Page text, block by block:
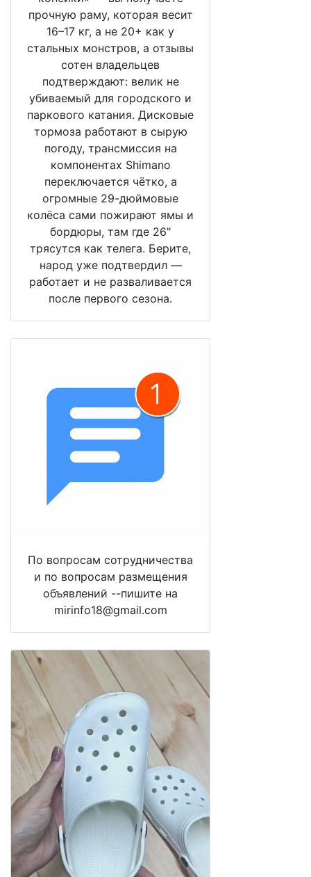
прочную раму, которая весит
16–17 кг, а не 20+ как у
стальных монстров, а отзывы
сотен владельцев
подтверждают: велик не
убиваемый для городского и
паркового катания. Дисковые
тормоза работают в сырую
погоду, трансмиссия на
компонентах Shimano
переключается чётко, а
огромные 29-дюймовые
колёса сами пожирают ямы и
бордюры, там где 26"
трясутся как телега. Берите,
народ уже подтвердил —
работает и не разваливается
после первого сезона.
По вопросам сотрудничества
и по вопросам размещения
объявлений --пишите на
mirinfo18@gmail.com